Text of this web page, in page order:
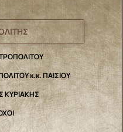
κ.κ. ΠΑΙΣΙΟΥ
ΚΥΡΙΑΚΗΣ